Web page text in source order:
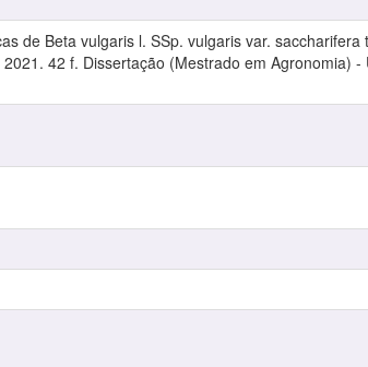
de Beta vulgaris l. SSp. vulgaris var.
42 f. Dissertação (Mestrado em Agronomia) -